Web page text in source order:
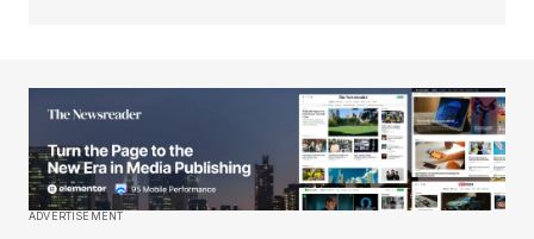
Su nombre
Tu correo electrónico*
ADVERTISEMENT